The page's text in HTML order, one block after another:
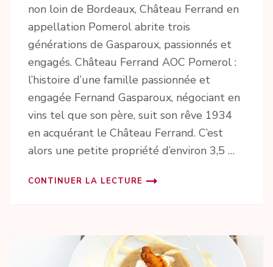
non loin de Bordeaux, Château Ferrand en
appellation Pomerol abrite trois
générations de Gasparoux, passionnés et
engagés. Château Ferrand AOC Pomerol :
l’histoire d’une famille passionnée et
engagée Fernand Gasparoux, négociant en
vins tel que son père, suit son rêve 1934
en acquérant le Château Ferrand. C’est
alors une petite propriété d’environ 3,5 …
CONTINUER LA LECTURE